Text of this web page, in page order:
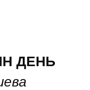
ДЕНЬ